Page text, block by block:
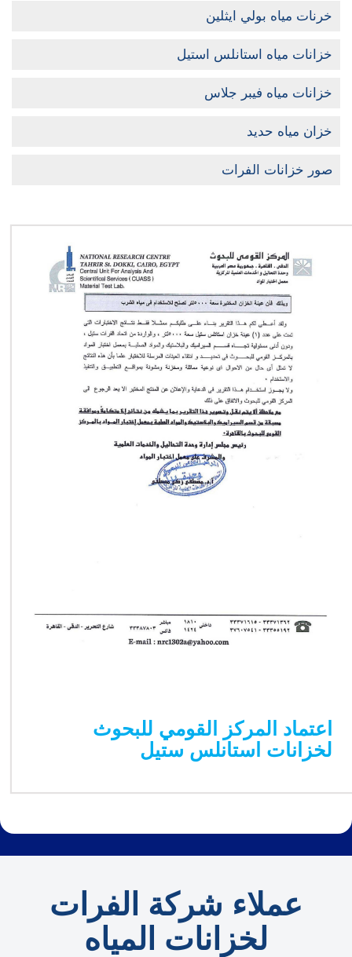
خرنات مياه بولي ايثلين
خزانات مياه استانلس استيل
خزانات مياه فيبر جلاس
خزان مياه حديد
صور خزانات الفرات
اعتماد المركز القومي للبحوث
لخزانات استانلس ستيل
عملاء شركة الفرات
لخزانات المياه